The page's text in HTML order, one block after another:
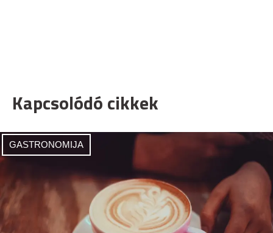
Kapcsolódó cikkek
GASTRONOMIJA